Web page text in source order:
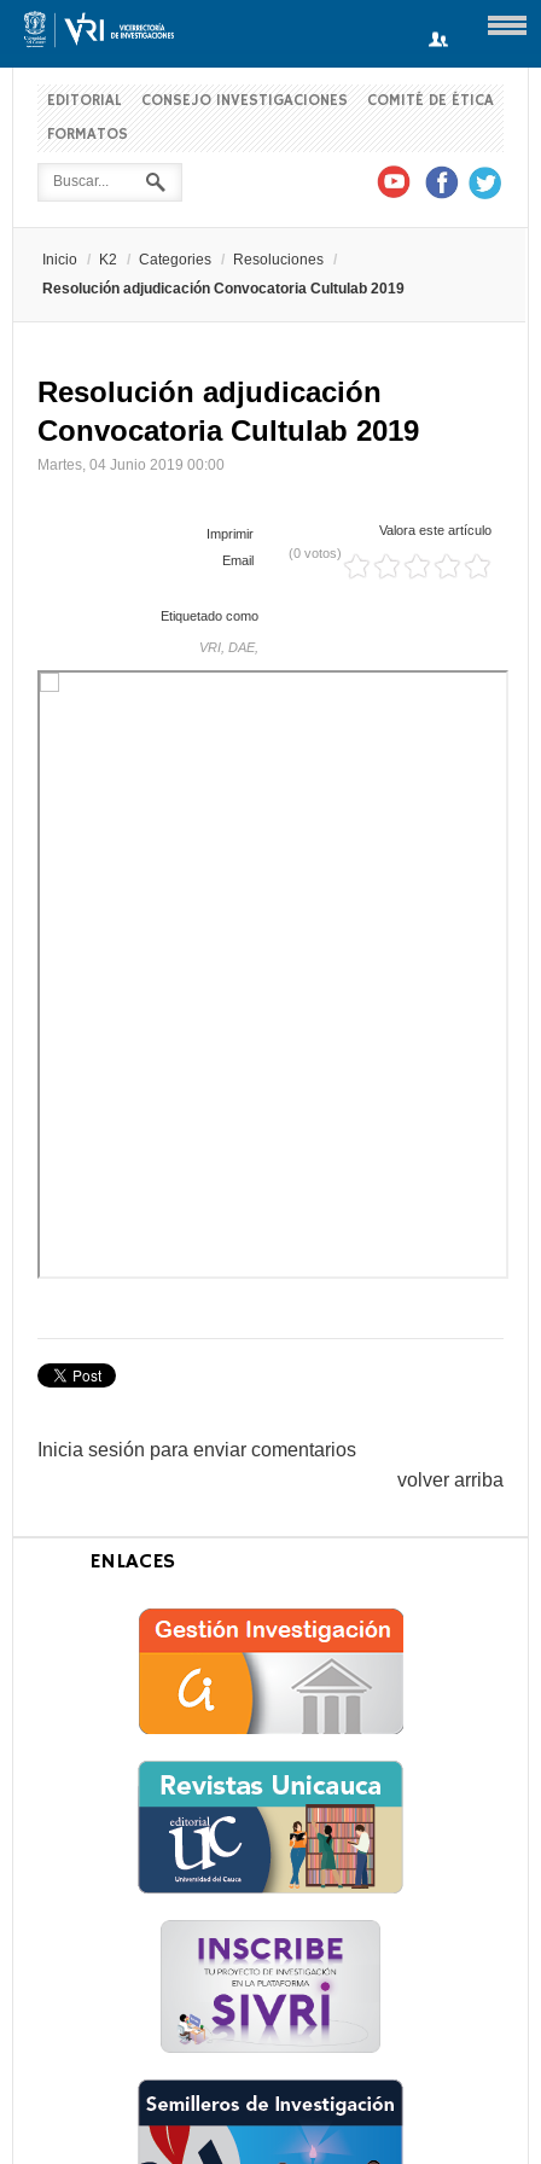
EDITORIAL CONSEJO INVESTIGACIONES
COMITÉ DE ÉTICA
FORMATOS
Inicio / K2 / Categories / Resoluciones /
Resolución adjudicación Convocatoria Cultulab 2019
Resolución adjudicación
Convocatoria Cultulab 2019
Martes, 04 Junio 2019 00:00
Imprimir
Email
Valora este artículo
(0 votos)
Etiquetado como
VRI, DAE,
Inicia sesión para enviar comentarios
volver arriba
ENLACES
Usuario
Recuérdeme
Log in with Facebook